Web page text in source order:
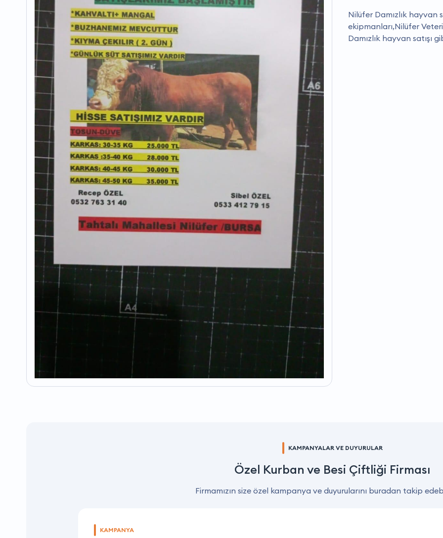
Nilüfer Damızlık hayvan
ekipmanları,Nilüfer
Damızlık hayvan satışı
KAMPANYALAR VE DUYURULAR
Özel Kurban ve Besi Çiftliği Firması
Firmamızın size özel kampanya ve duyurularını buradan takip
KAMPANYA